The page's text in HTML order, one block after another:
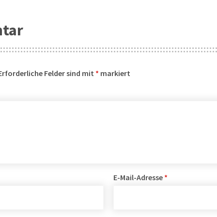
Felder sind mit * markiert
E-Mail-Adresse *